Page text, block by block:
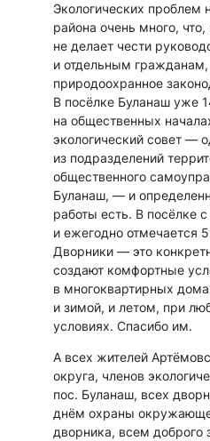
Экологических проблем
района очень много,
не делает чести
и отдельным
природоохранное
В посёлке Буланаш уже
на общественных
экологический совет —
из подразделений
общественного
Буланаш, — и
работы есть. В посёлке
и ежегодно отмечается
Дворники — это
создают комфортные
в многоквартирных
и зимой, и летом, при
условиях. Спасибо им.
А всех жителей
округа, членов
пос. Буланаш, всех
днём охраны
дворника, всем доброго